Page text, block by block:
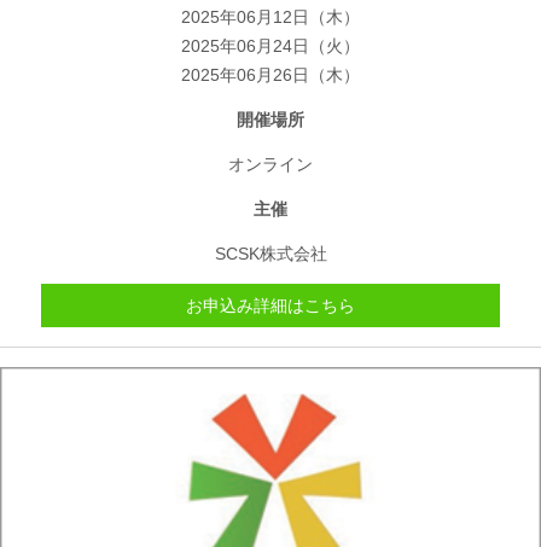
2025年06月12日（木）
2025年06月24日（火）
2025年06月26日（木）
開催場所
オンライン
主催
SCSK株式会社
お申込み詳細はこちら